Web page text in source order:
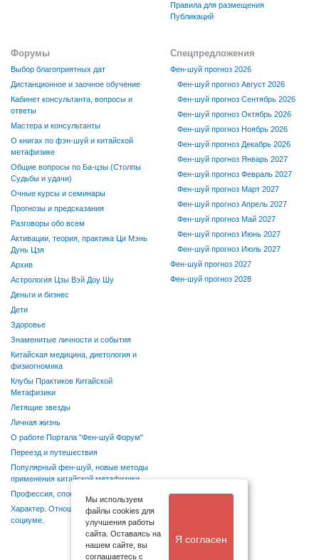
Правила для размещения
Публикаций
Форумы
Выбор благоприятных дат
Дистанционное и заочное обучение
Кабинет консультанта, вопросы и
ответы
Мастера и консультанты
О книгах по фэн-шуй и китайской
метафизике
Общие вопросы по Ба-цзы (Столпы
Судьбы и удачи)
Очные курсы и семинары
Прогнозы и предсказания
Разговоры обо всем
Активации, теория, практика Ци Мэнь
Дунь Цзя
Архив
Астрология Цзы Вэй Доу Шу
Деньги и бизнес
Дети
Здоровье
Знаменитые личности и события
Китайская медицина, диетология и
физиогномика
Клубы Практиков Китайской
Метафизики
Летящие звезды
Личная жизнь
О работе Портала "Фен-шуй Форум"
Переезд и путешествия
Популярный фен-шуй, новые методы
применения китайской метафизики
Профессия, способности, хобби
Характер. Отношения в семье и
социуме.
Спецпредложения
Фен-шуй прогноз 2026
Фен-шуй прогноз Август 2026
Фен-шуй прогноз Сентябрь 2026
Фен-шуй прогноз Октябрь 2026
Фен-шуй прогноз Ноябрь 2026
Фен-шуй прогноз Декабрь 2026
Фен-шуй прогноз Январь 2027
Фен-шуй прогноз Февраль 2027
Фен-шуй прогноз Март 2027
Фен-шуй прогноз Апрель 2027
Фен-шуй прогноз Май 2027
Фен-шуй прогноз Июнь 2027
Фен-шуй прогноз Июль 2027
Фен-шуй прогноз 2027
Фен-шуй прогноз 2028
Мы используем
файлы cookies для
улучшения работы
сайта. Оставаясь на
нашем сайте, вы
соглашаетесь с
Я согласен